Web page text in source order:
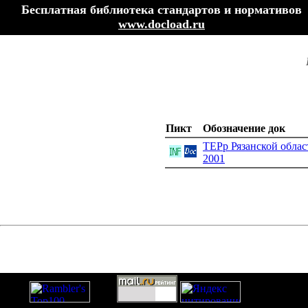
Бесплатная библиотека стандартов и нормативов
www.docload.ru
Пикт Обозначение док
ТЕРр Рязанской
2001